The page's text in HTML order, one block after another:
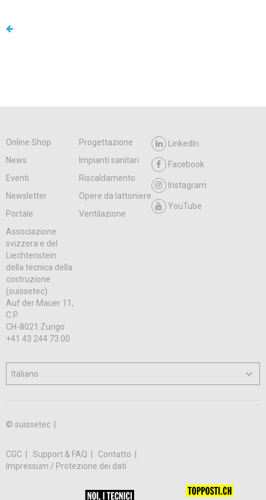
Online Shop
Progettazione
News
Impianti sanitari
Eventi
Riscaldamento
Newsletter
Opere da lattoniere
Portale
Ventilazione
LinkedIn
Facebook
Instagram
YouTube
Associazione
svizzera e del
Liechtenstein
della tecnica della
costruzione
(suissetec)
Auf der Mauer 11,
C.P.
CH-8021 Zurigo
+41 43 244 73 00
© suissetec |
CGC Support & FAQ
Contatto
Impressum / Protezione dei dati